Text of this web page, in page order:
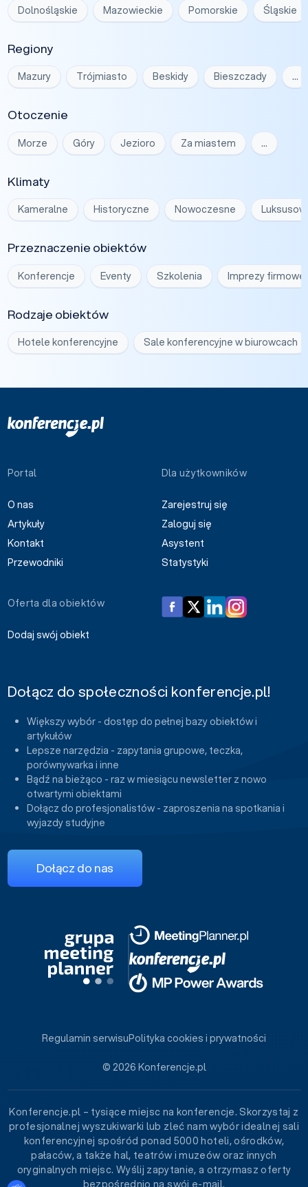
Dolnośląskie Mazowieckie Pomorskie Śląskie
Regiony
Mazury Trójmiasto Beskidy Bieszczady …
Otoczenie
Morze Góry Jezioro Za miastem …
Klimaty
Kameralne Historyczne Nowoczesne
Przeznaczenie obiektów
Konferencje Eventy Szkolenia Imprezy firmowe
Rodzaje obiektów
Hotele konferencyjne Sale konferencyjne w biurowcach
Portal
O nas
Artykuły
Kontakt
Przewodniki
Dla użytkowników
Zarejestruj się
Zaloguj się
Asystent
Statystyki
Oferta dla obiektów
Dodaj swój obiekt
Dołącz do społeczności konferencje.pl!
Większy wybór - dostęp do pełnej bazy obiektów i
artykułów
Lepsze narzędzia - zapytania grupowe, teczka,
porównywarka i inne
Bądź na bieżąco - raz w miesiącu newsletter z nowo
otwartymi obiektami
Dołącz do profesjonalistów - zaproszenia na spotkania i
wyjazdy studyjne
Dołącz do nas
© 2026 Konferencje.pl
Regulamin serwisuPolityka cookies i prywatności
Konferencje.pl – tysiące miejsc na konferencje. Skorzystaj z
profesjonalnej wyszukiwarki lub zleć nam wybór idealnej sali
konferencyjnej spośród ponad 5000 hoteli, ośrodków,
pałaców, a także hal, teatrów i muzeów oraz innych
oryginalnych miejsc. Wyślij zapytanie, a otrzymasz oferty
bezpośrednio na swój e-mail.